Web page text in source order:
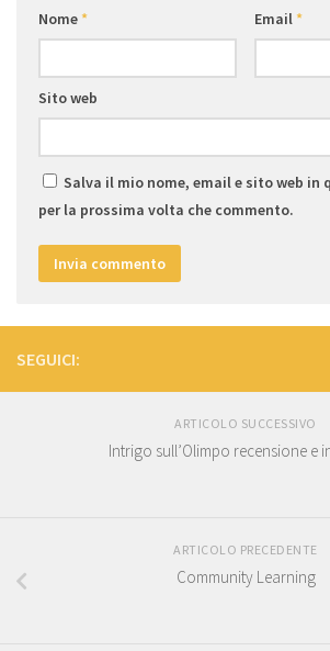
Nome* Email*
Sito web
Salva il mio nome, email e sito web in
per la prossima volta che commento.
SEGUICI:
ARTICOLO SUCCESSIVO
Intrigo sull’Olimpo recensione e
ARTICOLO PRECEDENTE
Community Learning